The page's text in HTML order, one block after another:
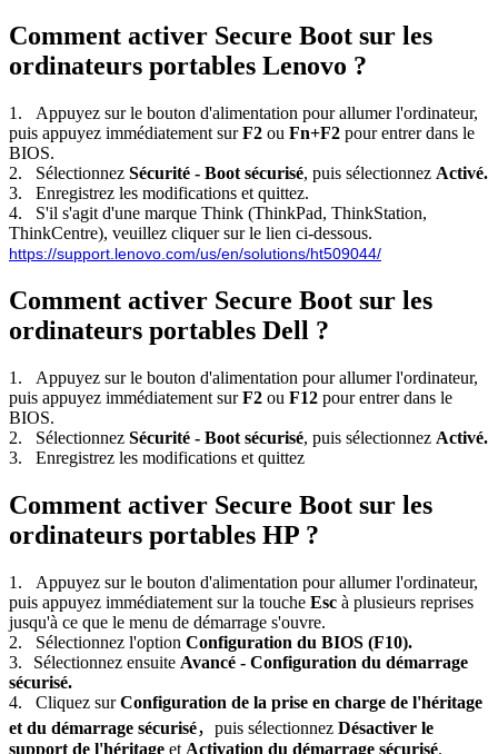
Comment activer Secure Boot sur les
ordinateurs portables Lenovo ?
1.
Appuyez sur le bouton d'alimentation pour allumer l'ordinateur,
puis appuyez immédiatement surF2 ou Fn+F2 pour entrer dans le
BIOS.
2. Sélectionnez Sécurité - Boot sécurisé, puis sélectionnez Activé.
3. Enregistrez les modifications et quittez.
4. S'il s'agit d'une marque Think (ThinkPad, ThinkStation,
ThinkCentre), veuillez cliquer sur le lien ci-dessous.
https://support.lenovo.com/us/en/solutions/ht509044/
Comment activer Secure Boot sur les
ordinateurs portables Dell ?
1. Appuyez sur le bouton d'alimentation pour allumer l'ordinateur,
puis appuyez immédiatement surF2 ou F12 pour entrer dans le
BIOS.
2. Sélectionnez Sécurité - Boot sécurisé, puis sélectionnez Activé.
3. Enregistrez les modifications et quittez
Comment activer Secure Boot sur les
ordinateurs portables HP ?
1. Appuyez sur le bouton d'alimentation pour allumer l'ordinateur,
puis appuyez immédiatement sur la touche Esc à plusieurs reprises
jusqu'à ce que le menu de démarrage s'ouvre.
2. Sélectionnez l'option Configuration du BIOS (F10).
3.
Sélectionnez ensuite Avancé - Configuration du démarrage
sécurisé.
4. Cliquez surConfiguration de la prise en charge de l'héritage
et du démarrage sécurisé， puis sélectionnez Désactiver le
support de l'héritage et Activation du démarrage sécurisé.